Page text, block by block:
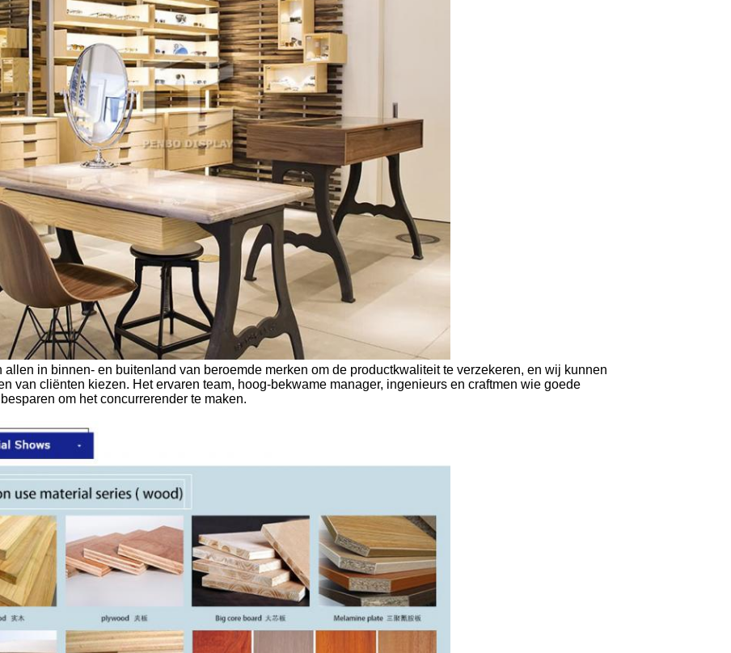
in binnen- en buitenland van beroemde merken om de productkwaliteit te verzekeren, en wij kunnen
van cliënten kiezen. Het ervaren team, hoog-bekwame manager, ingenieurs en craftmen wie goede
om het concurrerender te maken.